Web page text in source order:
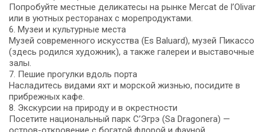
Попробуйте местные деликатесы на рынке Mercat de l’Olivar
или в уютных ресторанах с морепродуктами.
6. Музеи и культурные места
Музей современного искусства (Es Baluard), музей Пикассо
(здесь родился художник), а также галереи и выставочные
залы.
7. Пешие прогулки вдоль порта
Насладитесь видами яхт и морской жизнью, посидите в
прибрежных кафе.
8. Экскурсии на природу и в окрестности
Посетите национальный парк С’Эгрэ (Sa Dragonera) —